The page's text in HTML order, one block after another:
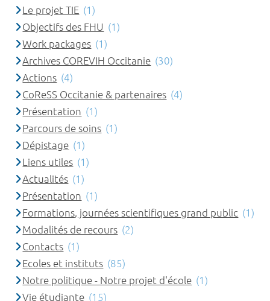
Le projet TIE (1)
Objectifs des FHU (1)
Work packages (1)
Archives COREVIH Occitanie (30)
Actions (4)
CoReSS Occitanie & partenaires (4)
Présentation (1)
Parcours de soins (1)
Dépistage (1)
Liens utiles (1)
Actualités (1)
Présentation (1)
Formations, journées scientifiques grand public (1)
Modalités de recours (2)
Contacts (1)
Ecoles et instituts (85)
Notre politique - Notre projet d'école (1)
Vie étudiante (15)